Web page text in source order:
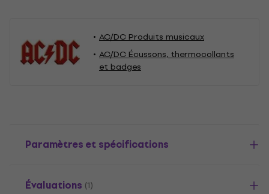
AC/DC Produits musicaux
AC/DC Écussons, thermocollants
et badges
Paramètres et spécifications
Évaluations (1)